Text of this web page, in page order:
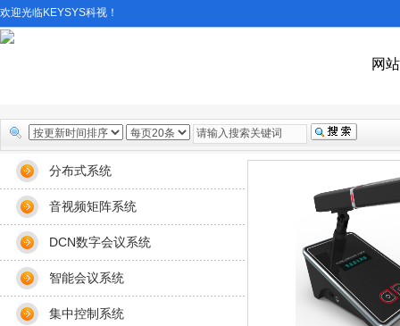
欢迎光临KEYSYS科视！
网
分布式系统
音视频矩阵系统
DCN数字会议系统
智能会议系统
集中控制系统